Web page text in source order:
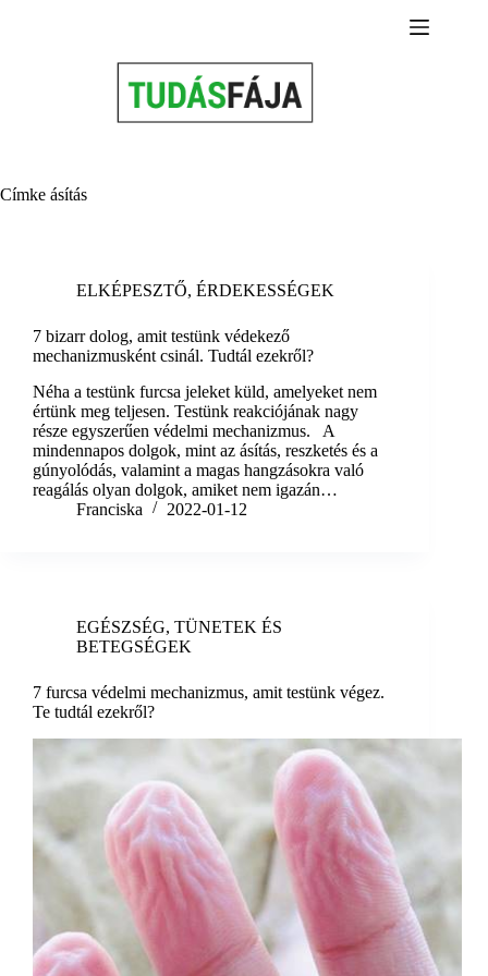
Címke ásítás
ELKÉPESZTŐ, ÉRDEKESSÉGEK
7 bizarr dolog, amit testünk védekező
mechanizmusként csinál. Tudtál ezekről?
Néha a testünk furcsa jeleket küld, amelyeket nem
értünk meg teljesen. Testünk reakciójának nagy
része egyszerűen védelmi mechanizmus. A
mindennapos dolgok, mint az ásítás, reszketés és a
gúnyolódás, valamint a magas hangzásokra való
reagálás olyan dolgok, amiket nem igazán…
Franciska
2022-01-12
EGÉSZSÉG, TÜNETEK ÉS
BETEGSÉGEK
7 furcsa védelmi mechanizmus, amit testünk végez.
Te tudtál ezekről?